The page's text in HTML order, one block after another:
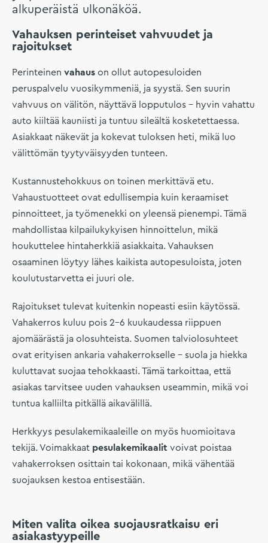
alkuperäistä ulkonäköä.
Vahauksen perinteiset vahvuudet ja
rajoitukset
Perinteinen vahaus on ollut autopesuloiden
peruspalvelu vuosikymmeniä, ja syystä. Sen suurin
vahvuus on välitön, näyttävä lopputulos – hyvin vahattu
auto kiiltää kauniisti ja tuntuu sileältä kosketettaessa.
Asiakkaat näkevät ja kokevat tuloksen heti, mikä luo
välittömän tyytyväisyyden tunteen.
Kustannustehokkuus on toinen merkittävä etu.
Vahaustuotteet ovat edullisempia kuin keraamiset
pinnoitteet, ja työmenekki on yleensä pienempi. Tämä
mahdollistaa kilpailukykyisen hinnoittelun, mikä
houkuttelee hintaherkkiä asiakkaita. Vahauksen
osaaminen löytyy lähes kaikista autopesuloista, joten
koulutustarvetta ei juuri ole.
Rajoitukset tulevat kuitenkin nopeasti esiin käytössä.
Vahakerros kuluu pois 2–6 kuukaudessa riippuen
ajomäärästä ja olosuhteista. Suomen talviolosuhteet
ovat erityisen ankaria vahakerrokselle – suola ja hiekka
kuluttavat suojaa tehokkaasti. Tämä tarkoittaa, että
asiakas tarvitsee uuden vahauksen useammin, mikä voi
tuntua kalliilta pitkällä aikavälillä.
Herkkyys pesulakemikaaleille on myös huomioitava
tekijä. Voimakkaat pesulakemikaalit voivat poistaa
vahakerroksen osittain tai kokonaan, mikä vähentää
suojauksen kestoa entisestään.
Miten valita oikea suojausratkaisu eri
asiakastyypeille